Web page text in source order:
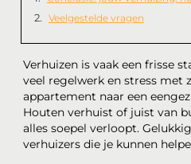
Verhuizen is vaak een frisse
veel regelwerk en stress met
appartement naar een
Houten verhuist of juist van
alles soepel verloopt.
verhuizers die je kunnen
Veelgestelde vragen